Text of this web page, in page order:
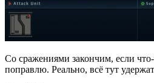
Со сражениями закончим, если
поправлю. Реально, всё тут